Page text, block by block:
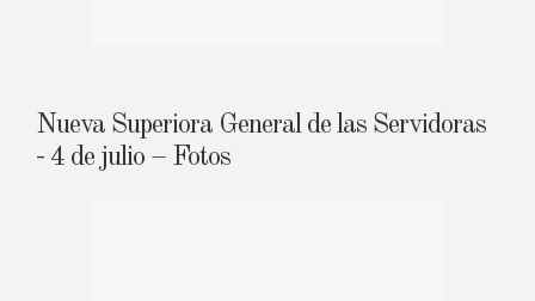
Nueva Superiora General de las Servidoras
- 4 de julio – Fotos